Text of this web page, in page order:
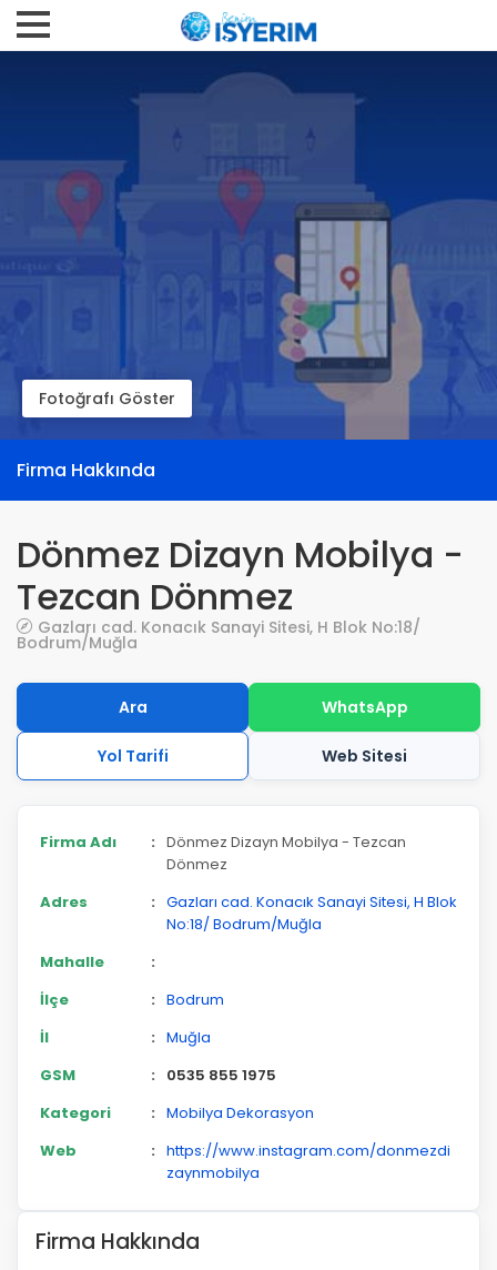
Fotoğrafı Göster
Firma Hakkında
Dönmez Dizayn Mobilya -
Tezcan Dönmez
Gazları cad. Konacık Sanayi Sitesi, H Blok No:18/
Bodrum/Muğla
Ara WhatsApp
Yol Tarifi Web Sitesi
Firma Adı : Dönmez Dizayn Mobilya - Tezcan
Dönmez
Adres
: Gazları cad. Konacık Sanayi Sitesi, H Blok
No:18/ Bodrum/Muğla
Mahalle
:
İlçe
: Bodrum
İl
: Muğla
GSM
:
0535 855 1975
Kategori
: Mobilya Dekorasyon
Web
: https://www.instagram.com/donmezdi
zaynmobilya
Firma Hakkında